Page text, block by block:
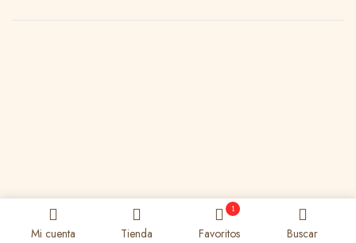
Mi cuenta Tienda
1
Favoritos Buscar